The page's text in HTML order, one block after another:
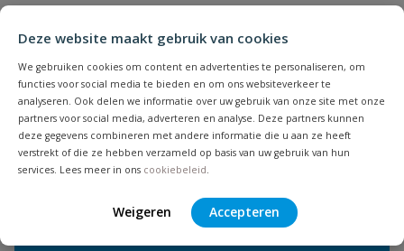
Deze website maakt gebruik van cookies
We gebruiken cookies om content en advertenties te personaliseren, om
functies voor social media te bieden en om ons websiteverkeer te
analyseren. Ook delen we informatie over uw gebruik van onze site met onze
partners voor social media, adverteren en analyse. Deze partners kunnen
deze gegevens combineren met andere informatie die u aan ze heeft
verstrekt of die ze hebben verzameld op basis van uw gebruik van hun
services. Lees meer in ons cookiebeleid.
Weigeren Accepteren
en updates die voor u nuttig of interessant kan zijn
De kwaliteit van onze website verbeteren
Prijsinformatie
Alle prijzen vermeld op de site zijn inclusief
omzetbelasting, oftewel inclusief BTW.